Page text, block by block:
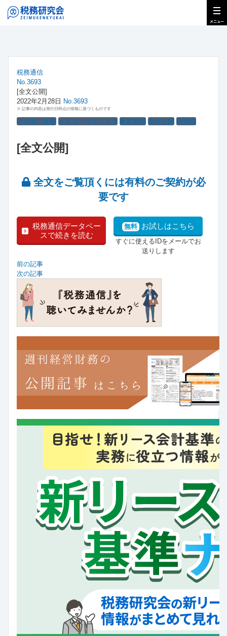
税務通信
No.3693
[全文公開]
2022年2月28日 No.3693
※ 記事の内容は発行日時点の情報に基づくものです
その他・全般 ショウ・ウインドウ 事業所得 全文公開 所得税
[全文公開]
全文をご覧頂くには有料のご契約が必
要です
税務通信データベー
スで続きを読む
無料 お試しはこちら
すぐに使えるIDをメールでお
送りします
前の記事
次の記事